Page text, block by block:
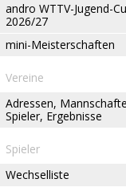
andro WTTV-Jugend-
2026/27
mini-Meisterschaften
Vereine
Adressen,
Spieler, Ergebnisse
Spieler
Wechselliste